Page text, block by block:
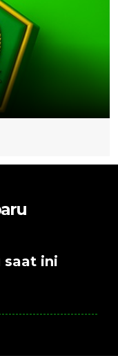
saat ini